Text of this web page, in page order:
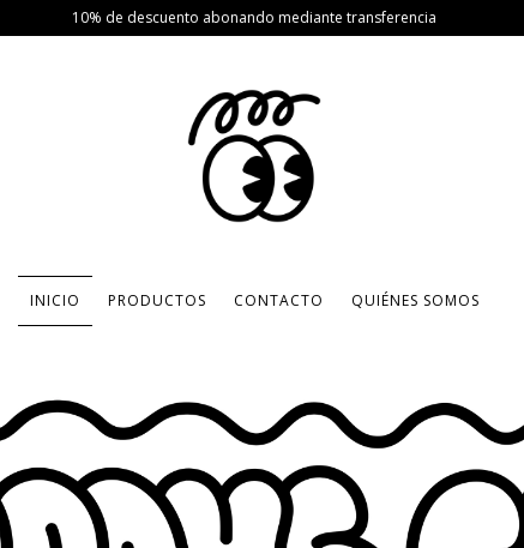
10% de descuento abonando mediante transferencia
INICIO PRODUCTOS CONTACTO QUIÉNES SOMOS